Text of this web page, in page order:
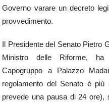
Governo varare un decreto
provvedimento.
Il Presidente del Senato Pietro
Ministro delle Riforme,
Capogruppo a Palazzo
regolamento del Senato è
prevede una pausa di 24 ore),